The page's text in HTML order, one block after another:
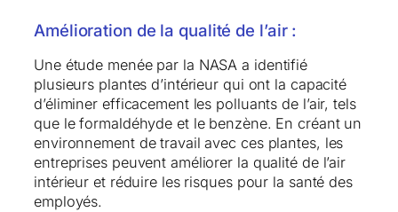
Amélioration de la qualité de l’air :
Une étude menée par la NASA a identifié
plusieurs plantes d’intérieur qui ont la capacité
d’éliminer efficacement les polluants de l’air, tels
que le formaldéhyde et le benzène. En créant un
environnement de travail avec ces plantes, les
entreprises peuvent améliorer la qualité de l’air
intérieur et réduire les risques pour la santé des
employés.